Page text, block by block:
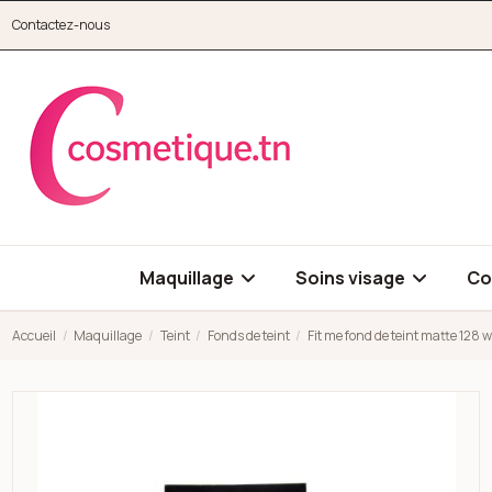
Contactez-nous
Maquillage Soins visage
Accueil Maquillage Teint Fonds de teint Fit me fond de teint matte 128